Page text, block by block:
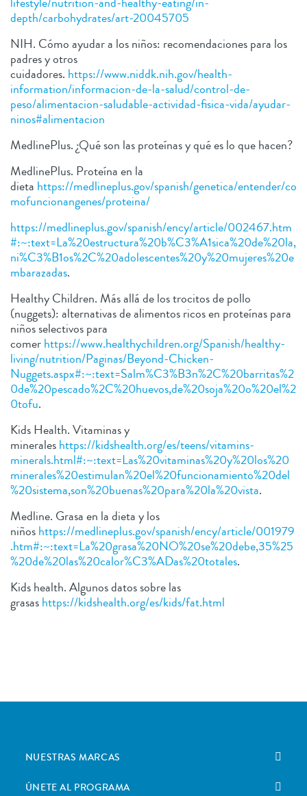
depth/carbohydrates/art-20045705
NIH. Cómo ayudar a los niños: recomendaciones para los
padres y otros
cuidadores. https://www.niddk.nih.gov/health-
information/informacion-de-la-salud/control-de-
peso/alimentacion-saludable-actividad-fisica-vida/ayudar-
ninos#alimentacion
MedlinePlus. ¿Qué son las proteínas y qué es lo que hacen?
MedlinePlus. Proteína en la
dieta https://medlineplus.gov/spanish/genetica/entender/co
mofuncionangenes/proteina/
https://medlineplus.gov/spanish/ency/article/002467.htm
#:~:text=La%20estructura%20b%C3%A1sica%20de%20la,
ni%C3%B1os%2C%20adolescentes%20y%20mujeres%20e
mbarazadas.
Healthy Children. Más allá de los trocitos de pollo
(nuggets): alternativas de alimentos ricos en proteínas para
niños selectivos para
comerhttps://www.healthychildren.org/Spanish/healthy-
living/nutrition/Paginas/Beyond-Chicken-
Nuggets.aspx#:~:text=Salm%C3%B3n%2C%20barritas%2
0de%20pescado%2C%20huevos,de%20soja%20o%20el%2
0tofu.
Kids Health. Vitaminas y
mineraleshttps://kidshealth.org/es/teens/vitamins-
minerals.html#:~:text=Las%20vitaminas%20y%20los%20
minerales%20estimulan%20el%20funcionamiento%20del
%20sistema,son%20buenas%20para%20la%20vista.
Medline. Grasa en la dieta y los
niñoshttps://medlineplus.gov/spanish/ency/article/001979
.htm#:~:text=La%20grasa%20NO%20se%20debe,35%25
%20de%20las%20calor%C3%ADas%20totales.
Kids health. Algunos datos sobre las
grasashttps://kidshealth.org/es/kids/fat.html
NUESTRAS MARCAS
ÚNETE AL PROGRAMA